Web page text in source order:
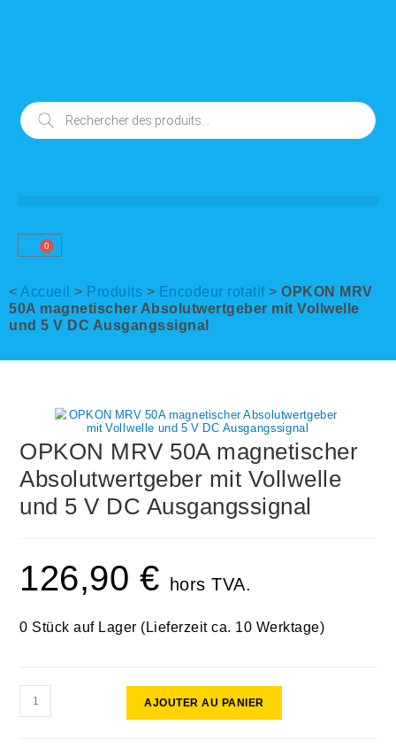
0
< Accueil > Produits > Encodeur rotatif> OPKON MRV
50A magnetischer Absolutwertgeber mit Vollwelle
und 5 V DC Ausgangssignal
OPKON MRV 50A magnetischer
Absolutwertgeber mit Vollwelle
und 5 V DC Ausgangssignal
126,90 € hors TVA.
0 Stück auf Lager (Lieferzeit ca. 10 Werktage)
AJOUTER AU PANIER